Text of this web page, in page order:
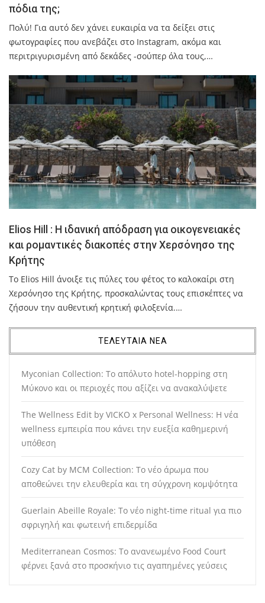
πόδια της;
Πολύ! Για αυτό δεν χάνει ευκαιρία να τα δείξει στις
φωτογραφίες που ανεβάζει στο Instagram, ακόμα και
περιτριγυρισμένη από δεκάδες -σούπερ όλα τους,…
Elios Hill : Η ιδανική απόδραση για οικογενειακές
και ρομαντικές διακοπές στην Χερσόνησο της
Κρήτης
Το Elios Hill άνοιξε τις πύλες του φέτος το καλοκαίρι στη
Χερσόνησο της Κρήτης, προσκαλώντας τους επισκέπτες να
ζήσουν την αυθεντική κρητική φιλοξενία.…
ΤΕΛΕΥΤΑΙΑ ΝΕΑ
Myconian Collection: Το απόλυτο hotel-hopping στη
Μύκονο και οι περιοχές που αξίζει να ανακαλύψετε
The Wellness Edit by VICKO x Personal Wellness: Η νέα
wellness εμπειρία που κάνει την ευεξία καθημερινή
υπόθεση
Cozy Cat by MCM Collection: Το νέο άρωμα που
αποθεώνει την ελευθερία και τη σύγχρονη κομψότητα
Guerlain Abeille Royale: Το νέο night-time ritual για πιο
σφριγηλή και φωτεινή επιδερμίδα
Mediterranean Cosmos: Το ανανεωμένο Food Court
φέρνει ξανά στο προσκήνιο τις αγαπημένες γεύσεις